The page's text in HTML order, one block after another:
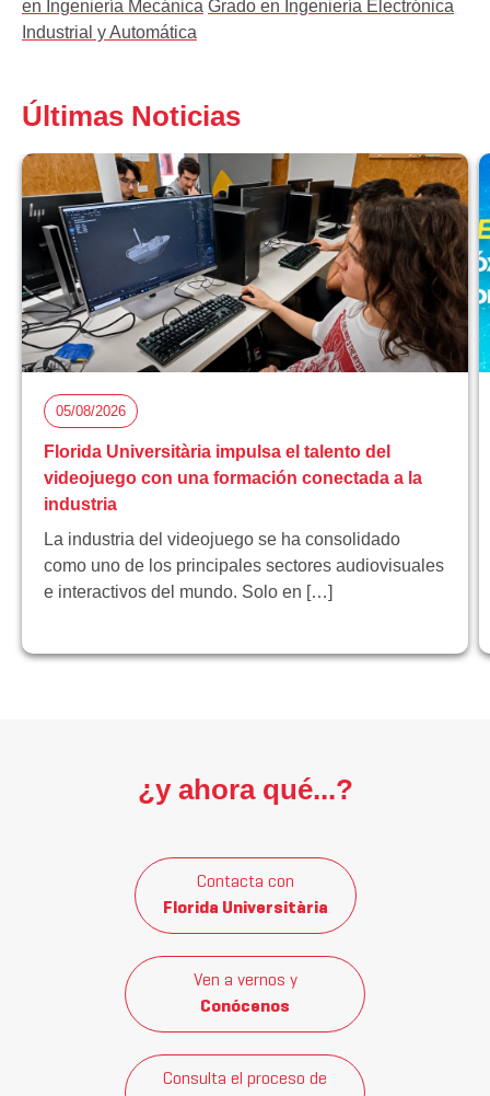
en Ingeniería Mecánica Grado en Ingeniería Electrónica
Industrial y Automática
Últimas Noticias
05/08/2026
Florida Universitària impulsa el talento del
videojuego con una formación conectada a la
industria
La industria del videojuego se ha consolidado
como uno de los principales sectores audiovisuales
e interactivos del mundo. Solo en […]
¿y ahora qué...?
Contacta con
Florida Universitària
Ven a vernos y
Conócenos
Consulta el proceso de